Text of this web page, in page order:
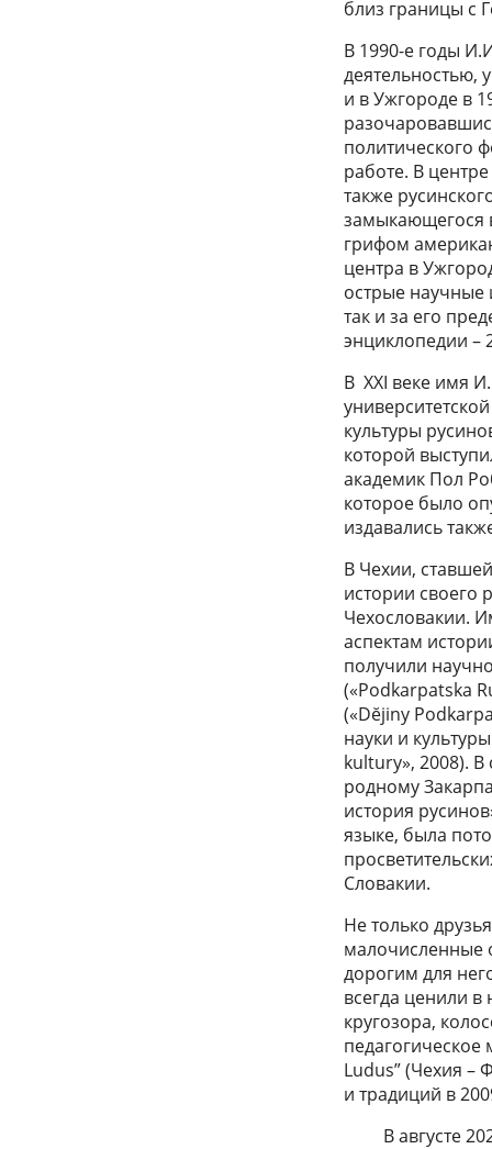
близ границы с
В 1990-е годы
деятельностью,
и в Ужгороде в
политического
работе. В
также
замыкающегося
грифом
центра в
острые научные
так и за его
энциклопедии –
В XXI веке имя
культуры
которой
академик Пол
которое было
издавались
В Чехии,
истории своего
Чехословакии.
аспектам
получили
(«Podkarpatska
(«Dĕjiny
науки и
kultury», 2008).
родному
история
языке, была
Словакии.
Не только
малочисленные
дорогим для
всегда ценили
кругозора,
Ludus” (Чехия –
и традиций в
В августе